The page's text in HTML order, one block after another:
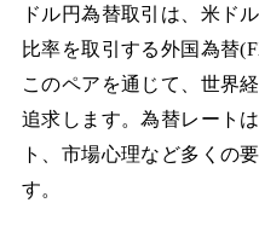
ドル円為替取引は、米ド
比率を取引する外国為替
このペアを通じて、世界
追求します。為替レート
ト、市場心理など多くの
す。